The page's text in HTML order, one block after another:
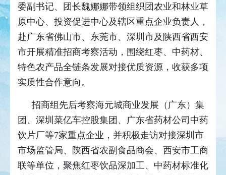
委副书记、团长魏娜娜带领组织团农业和林业草
原中心、投资促进中心及辖区重点企业负责人，
赴广东省佛山市、东莞市、深圳市及陕西省西安
市开展精准招商考察活动，围绕红枣、中药材、
特色农产品全链条发展对接优质资源，收获多项
实质性合作意向。
招商组先后考察海元城商业发展（广东）集
团、深圳菜亿车控股集团、广东省药材公司中药
饮片厂等7家重点企业，并积极走访对接深圳市
市场监管局、陕西省农副食品商会、西安市工商
联等单位，聚焦红枣饮品深加工、中药材标准化